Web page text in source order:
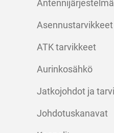
Asennustarvikkeet
ATK tarvikkeet
Aurinkosähkö
Jatkojohdot ja
Johdotuskanavat